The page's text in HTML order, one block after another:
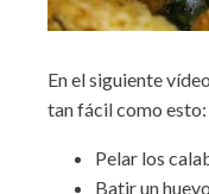
En el siguiente
tan fácil como esto:
Pelar los
Batir un huevo